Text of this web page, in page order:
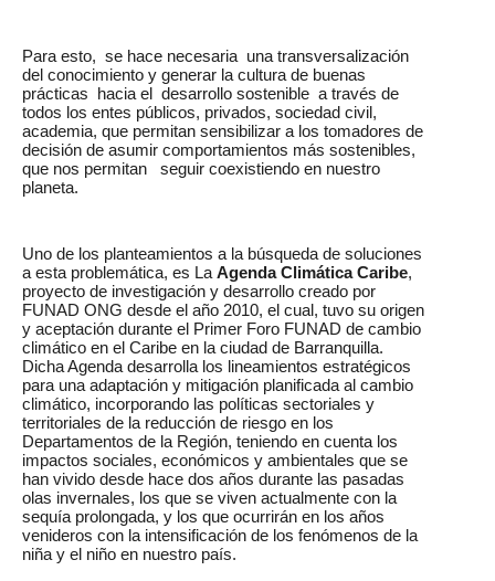
Para esto, se hace necesaria una transversalización
del conocimiento y generar la cultura de buenas
prácticas hacia el desarrollo sostenible a través de
todos los entes públicos, privados, sociedad civil,
academia, que permitan sensibilizar a los tomadores de
decisión de asumir comportamientos más sostenibles,
que nos permitan seguir coexistiendo en nuestro
planeta.
Uno de los planteamientos a la búsqueda de soluciones
a esta problemática, es LaAgenda Climática Caribe,
proyecto de investigación y desarrollo creado por
FUNAD ONG desde el año 2010, el cual, tuvo su origen
y aceptación durante el Primer Foro FUNAD de cambio
climático en el Caribe en la ciudad de Barranquilla.
Dicha Agenda desarrolla los lineamientos estratégicos
para una adaptación y mitigación planificada al cambio
climático, incorporando las políticas sectoriales y
territoriales de la reducción de riesgo en los
Departamentos de la Región, teniendo en cuenta los
impactos sociales, económicos y ambientales que se
han vivido desde hace dos años durante las pasadas
olas invernales, los que se viven actualmente con la
sequía prolongada, y los que ocurrirán en los años
venideros con la intensificación de los fenómenos de la
niña y el niño en nuestro país.